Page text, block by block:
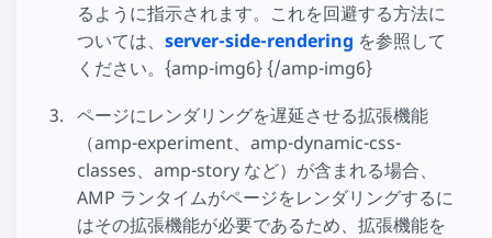
るように指示されます。これを回避する方法に
ついては、 server-side-rendering を参照して
ください。{amp-img6} {/amp-img6}
ページにレンダリングを遅延させる拡張機能
（amp-experiment、amp-dynamic-css-
classes、amp-story など）が含まれる場合、
AMP ランタイムがページをレンダリングするに
はその拡張機能が必要であるため、拡張機能を